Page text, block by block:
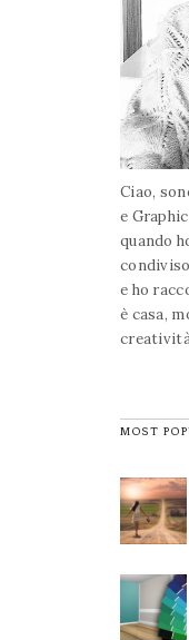
Ciao,
e
quando
e ho
è casa,
MOST